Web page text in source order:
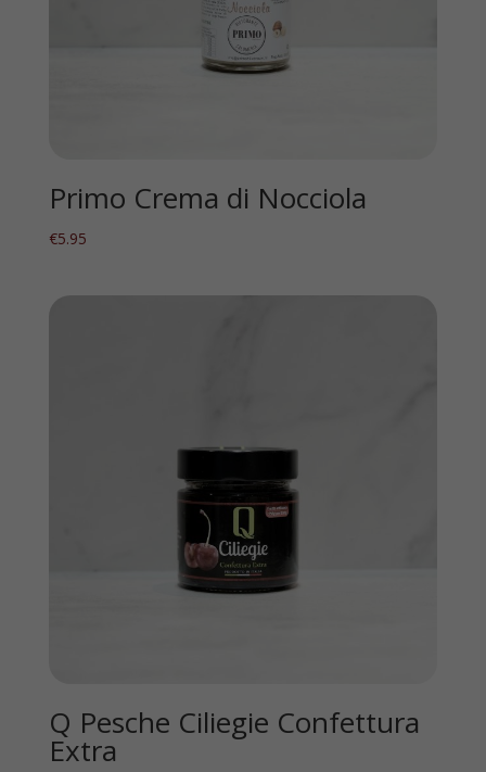
Primo Crema di Nocciola
€5.95
Q Pesche Ciliegie Confettura
Extra